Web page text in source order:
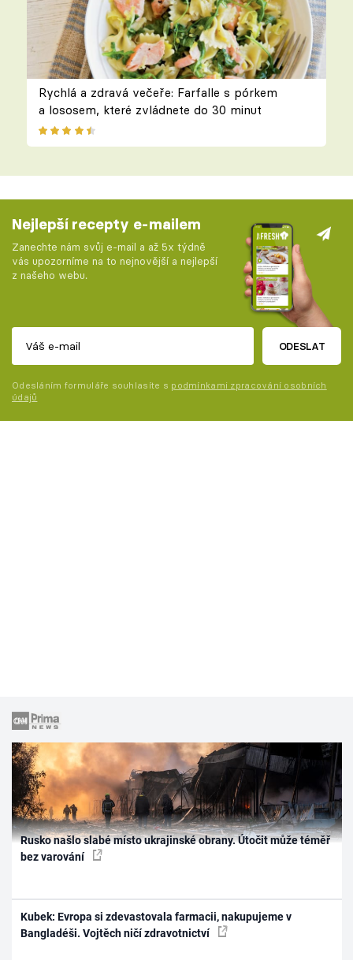
Rychlá a zdravá večeře: Farfalle s pórkem
a lososem, které zvládnete do 30 minut
Nejlepší recepty e-mailem
Zanechte nám svůj e-mail a až 5x týdně
vás upozorníme na to nejnovější a nejlepší
z našeho webu.
ODESLAT
Odesláním formuláře souhlasíte s podmínkami zpracování osobních
údajů
Rusko našlo slabé místo ukrajinské obrany. Útočit může téměř
bez varování
Kubek: Evropa si zdevastovala farmacii, nakupujeme v
Bangladéši. Vojtěch ničí zdravotnictví